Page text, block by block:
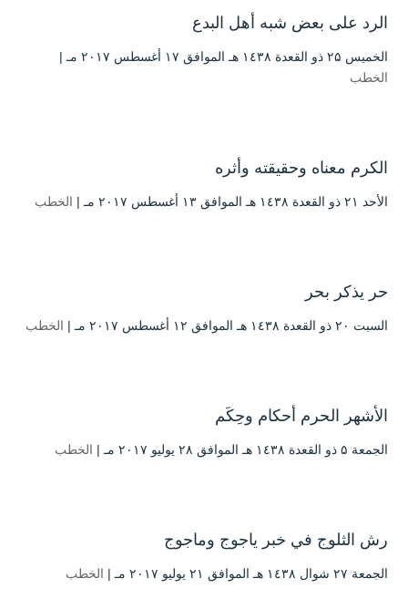
الرد على بعض شبه أهل البدع
الخميس ۲۵ ذو القعدة ۱٤۳۸ هـ الموافق ۱۷ أغسطس ۲۰۱۷ مـ |
الخطب
الكرم معناه وحقيقته وأثره
الأحد ۲۱ ذو القعدة ۱٤۳۸ هـ الموافق ۱۳ أغسطس ۲۰۱۷ مـ | الخطب
حر يذكر بحر
السبت ۲۰ ذو القعدة ۱٤۳۸ هـ الموافق ۱۲ أغسطس ۲۰۱۷ مـ | الخطب
الأشهر الحرم أحكام وحِكَم
الجمعة ۵ ذو القعدة ۱٤۳۸ هـ الموافق ۲۸ يوليو ۲۰۱۷ مـ | الخطب
رش الثلوج في خبر ياجوج وماجوج
الجمعة ۲۷ شوال ۱٤۳۸ هـ الموافق ۲۱ يوليو ۲۰۱۷ مـ | الخطب